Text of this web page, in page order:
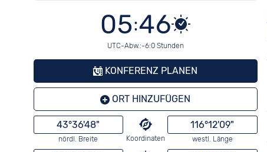
05:46
UTC-Abw.:-6:0 Stunden
KONFERENZ PLANEN
ORT HINZUFÜGEN
43°36'48"
nördl. Breite Koordinaten
116°12'09"
westl. Länge